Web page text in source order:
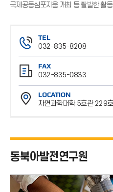
국제공동심포지움 개최 등 활발한 활
TEL
032-835-8208
전
화
번
호
FAX
032-835-0833
팩
스
번
LOCATION
자연과학대학 5호관 229호
동북아발전연구원